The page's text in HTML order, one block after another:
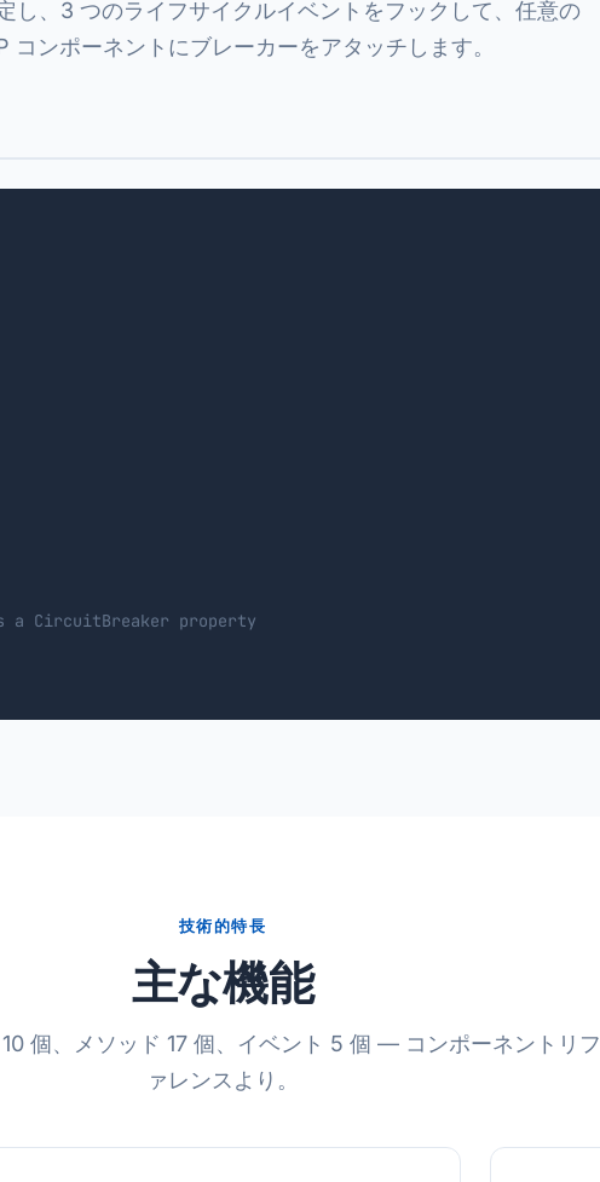
し、3 つのライフサイクルイベントをフックして、任意の
コンポーネントにブレーカーをアタッチします。
a CircuitBreaker property
技術的特長
主な機能
個、メソッド 17 個、イベント 5 個 ― コンポーネントリフ
ァレンスより。